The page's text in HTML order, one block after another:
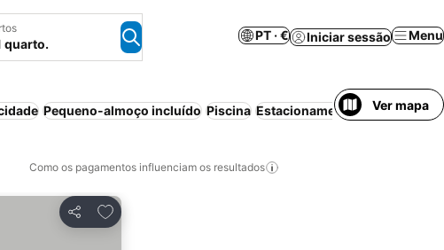
quarto.
PT · € Iniciar sessão Menu
Pequeno-almoço incluído Piscina Estacionamento Ver mapa
Como os pagamentos influenciam os resultados
Partilhar
Adicionar aos favoritos